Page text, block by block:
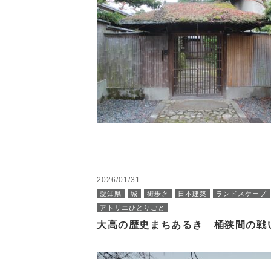
2026/01/31
愛知県 城 街歩き 日本建築
ランドスケープ
アトリエひとりごと
大高の歴史まちあるき 桶狭間の戦